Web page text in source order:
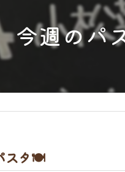
ラ
デ
フ
今週のパ
スタ🍽